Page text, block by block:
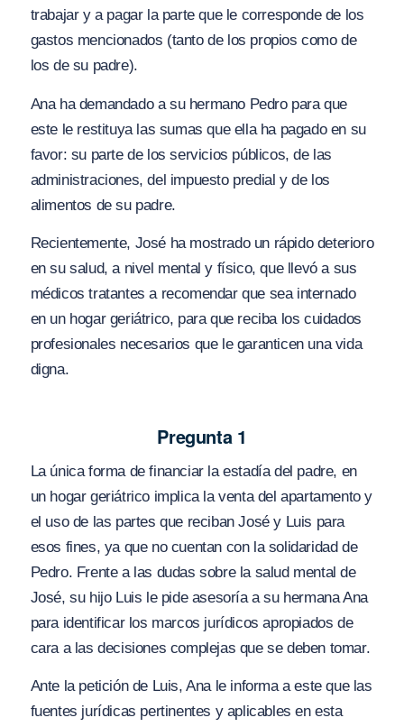
trabajar y a pagar la parte que le corresponde de los
gastos mencionados (tanto de los propios como de
los de su padre).
Ana ha demandado a su hermano Pedro para que
este le restituya las sumas que ella ha pagado en su
favor: su parte de los servicios públicos, de las
administraciones, del impuesto predial y de los
alimentos de su padre.
Recientemente, José ha mostrado un rápido deterioro
en su salud, a nivel mental y físico, que llevó a sus
médicos tratantes a recomendar que sea internado
en un hogar geriátrico, para que reciba los cuidados
profesionales necesarios que le garanticen una vida
digna.
Pregunta 1
La única forma de financiar la estadía del padre, en
un hogar geriátrico implica la venta del apartamento y
el uso de las partes que reciban José y Luis para
esos fines, ya que no cuentan con la solidaridad de
Pedro. Frente a las dudas sobre la salud mental de
José, su hijo Luis le pide asesoría a su hermana Ana
para identificar los marcos jurídicos apropiados de
cara a las decisiones complejas que se deben tomar.
Ante la petición de Luis, Ana le informa a este que las
fuentes jurídicas pertinentes y aplicables en esta